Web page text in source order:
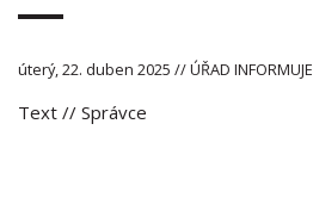
úterý, 22. duben 2025 // ÚŘAD INFORMUJE
Text // Správce